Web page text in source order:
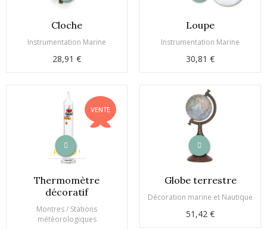
Cloche
Instrumentation Marine
28,91 €
Loupe
Instrumentation Marine
30,81 €
PROMO !
VENTE
Thermomètre
décoratif
Montres / Stations
météorologiques
Globe terrestre
Décoration marine et Nautique
51,42 €